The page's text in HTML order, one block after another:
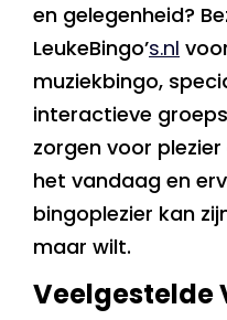
en gelegenheid?
LeukeBingo’s.nl
muziekbingo,
interactieve
zorgen voor
het vandaag en
bingoplezier kan
maar wilt.
Veelgestelde